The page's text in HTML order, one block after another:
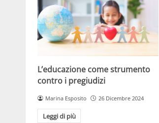
L’educazione come strumento
contro i pregiudizi
Marina Esposito 26 Dicembre 2024
Leggi di più